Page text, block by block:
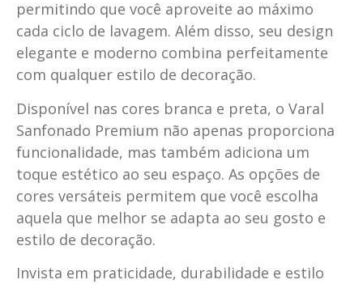
permitindo que você aproveite ao máximo
cada ciclo de lavagem. Além disso, seu design
elegante e moderno combina perfeitamente
com qualquer estilo de decoração.
Disponível nas cores branca e preta, o Varal
Sanfonado Premium não apenas proporciona
funcionalidade, mas também adiciona um
toque estético ao seu espaço. As opções de
cores versáteis permitem que você escolha
aquela que melhor se adapta ao seu gosto e
estilo de decoração.
Invista em praticidade, durabilidade e estilo